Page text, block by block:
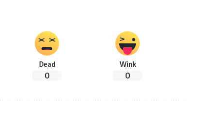
Dead
0
Wink
0